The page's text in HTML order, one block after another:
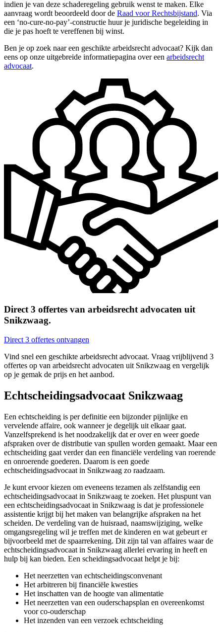
indien je van deze schaderegeling gebruik wenst te maken. Elke
aanvraag wordt beoordeeld door de Raad voor Rechtsbijstand. Via
een ‘no-cure-no-pay’-constructie huur je juridische begeleiding in
die je pas hoeft te vereffenen bij winst.
Ben je op zoek naar een geschikte arbeidsrecht advocaat? Kijk dan
eens op onze uitgebreide informatiepagina over een arbeidsrecht
advocaat.
Direct 3 offertes van arbeidsrecht advocaten uit
Snikzwaag.
Direct 3 offertes ontvangen
Vind snel een geschikte arbeidsrecht advocaat. Vraag vrijblijvend 3
offertes op van arbeidsrecht advocaten uit Snikzwaag en vergelijk
op je gemak de prijs en het aanbod.
Echtscheidingsadvocaat Snikzwaag
Een echtscheiding is per definitie een bijzonder pijnlijke en
vervelende affaire, ook wanneer je degelijk uit elkaar gaat.
Vanzelfsprekend is het noodzakelijk dat er over en weer goede
afspraken over de distributie van spullen worden gemaakt. Maar een
echtscheiding gaat verder dan een financiële verdeling van roerende
en onroerende goederen. Daarom is een goede
echtscheidingsadvocaat in Snikzwaag zo raadzaam.
Je kunt ervoor kiezen om eveneens tezamen als zelfstandig een
echtscheidingsadvocaat in Snikzwaag te zoeken. Het pluspunt van
een echtscheidingsadvocaat in Snikzwaag is dat je professionele
assistentie krijgt bij het maken van belangrijke afspraken na het
scheiden. De verdeling van de huisraad, naamswijziging, welke
omgangsregeling wil je treffen met de kinderen en wat gebeurt er
bijvoorbeeld met de spaarrekening. Dit zijn tal van affaires waar de
echtscheidingsadvocaat in Snikzwaag allerlei ervaring in heeft en
hulp bij kan bieden. Een scheidingsadvocaat helpt je bij:
Het neerzetten van echtscheidingsconvenant
Het arbitreren bij financiële kwesties
Het inschatten van de hoogte van alimentatie
Het neerzetten van een ouderschapsplan en overeenkomst
voor co-ouderschap
Het inzenden van een verzoek echtscheiding